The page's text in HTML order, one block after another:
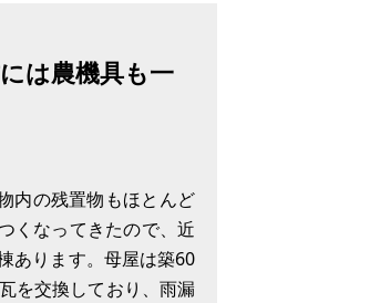
イオンタウン平生と
コ、古本市
は農機具も一
内の残置物もほとんど
くなってきたので、近
あります。母屋は築60
を交換しており、雨漏